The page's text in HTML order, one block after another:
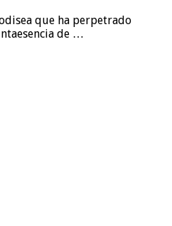
que ha perpetrado
de …